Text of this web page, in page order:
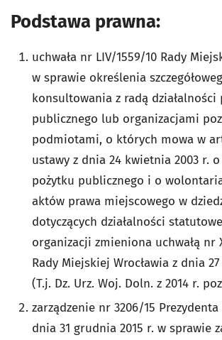
Podstawa prawna:
uchwała nr LIV/1559/10 Rady
w sprawie określenia
konsultowania z radą działalności
publicznego lub organizacjami
podmiotami, o których mowa w
ustawy z dnia 24 kwietnia 2003 r.
pożytku publicznego i o
aktów prawa miejscowego w
dotyczących działalności
organizacji zmieniona uchwałą nr
Rady Miejskiej Wrocławia z dnia 27
(T.j. Dz. Urz. Woj. Doln. z 2014 r.
zarządzenie nr 3206/15 Prezydenta
dnia 31 grudnia 2015 r. w sprawie